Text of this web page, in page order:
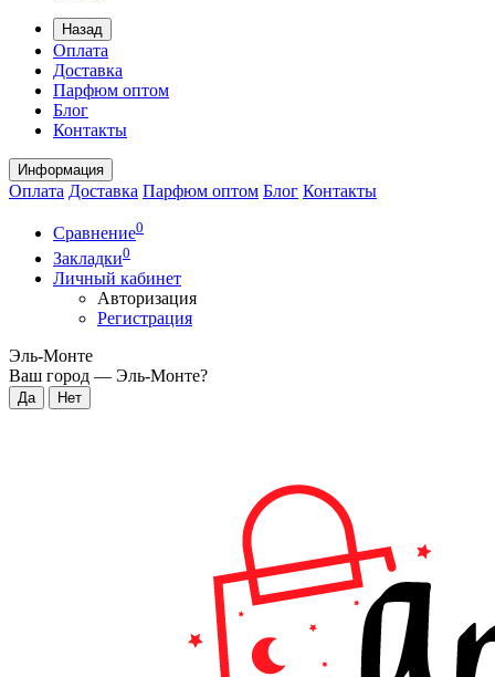
Назад
Оплата
Доставка
Парфюм оптом
Блог
Контакты
Информация
Оплата Доставка Парфюм оптом Блог Контакты
Сравнение0
Закладки0
Личный кабинет
Авторизация
Регистрация
Эль-Монте
Ваш город — Эль-Монте?